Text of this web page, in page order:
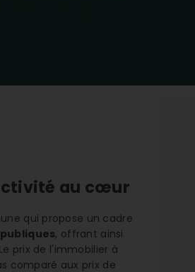
au cœur
qui propose un cadre
, offrant ainsi
prix de l'immobilier à
comparé aux prix de